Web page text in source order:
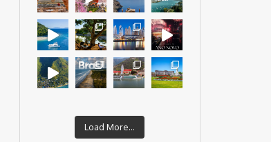
Load More...